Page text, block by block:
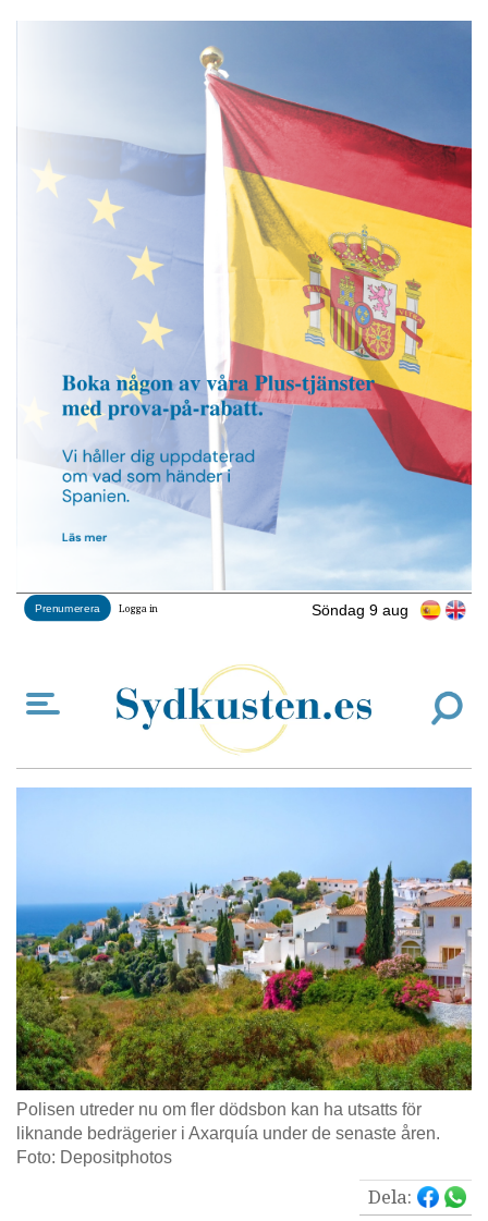
Söndag 9 aug
Prenumerera Logga in
Polisen utreder nu om fler dödsbon kan ha utsatts för
liknande bedrägerier i Axarquía under de senaste åren.
Foto: Depositphotos
Dela: